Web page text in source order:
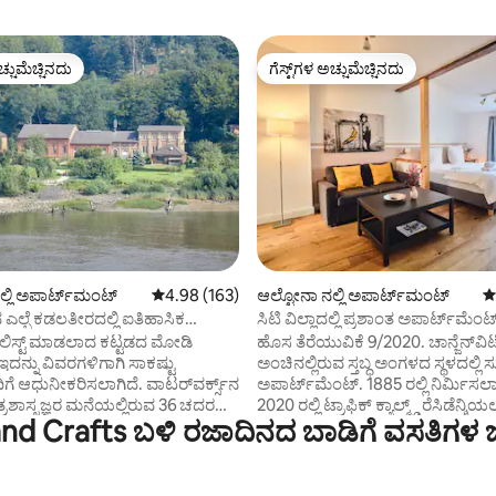
1212 ವಿಮರ್ಶೆಗಳು
ಅಪಾರ್ಟ್‌ಮಂಟ್ 5 ರಲ್ಲಿ 4.98 ಸರಾಸರಿ ರೇಟಿಂಗ್, 163 ವಿಮರ್ಶೆಗಳು
4.98 (163)
ಎಲ್ಬೆ ಕಡಲತೀರದಲ್ಲಿ ಐತಿಹಾಸಿಕ
ಲಿಸ್ಟ್ ಮಾಡಲಾದ ಕಟ್ಟಡದ ಮೋಡಿ
ವಿವರಗಳಿಗಾಗಿ ಸಾಕಷ್ಟು
ಆಧುನೀಕರಿಸಲಾಗಿದೆ. ವಾಟರ್‌ವರ್ಕ್ಸ್‌ನ
ಮನೆಯಲ್ಲಿರುವ 36 ಚದರ
ಸೊಗಸಾದ ಫ್ಲೇರ್ ಮತ್ತು
ನೀಡುತ್ತದೆ. ಸ್ಥಳ: ಎಲ್ಬೆ
ಗೆಸ್ಟ್‌ಗಳ ಅಚ್ಚುಮೆಚ್ಚಿನದು
ಗೆಸ್ಟ್‌ಗಳ ಅಚ್ಚುಮೆಚ್ಚಿನದು
ಆಲ್ಟೋನಾ ನಲ್ಲಿ ಅಪಾರ್ಟ್‌ಮಂಟ್ 5
ಸಿಟಿ ವಿಲ್ಲಾದಲ್ಲಿ ಪ್ರಶಾಂತ
(ಸ್ಟರ್ನ್‌ಚಾನ್ಜ್)
ಹೊಸ ತೆರೆಯುವಿಕೆ 9/2020.
ಅಂಚಿನಲ್ಲಿರುವ ಸ್ತಬ್ಧ ಅಂಗಳದ ಸ್ಥಳದಲ್ಲಿ
ಅಪಾರ್ಟ್‌ಮೆಂಟ್. 1885 ರಲ್ಲಿ
2020 ರಲ್ಲಿ ಟ್ರಾಫಿಕ್ ಕ್ಯಾಲ್ಮ್ಡ್
ನವೀಕರಿಸಿದ ವ್ಯಾಪಾರಿ ವಿಲ್ಲಾದಲ್ಲಿ
ಹೋಟೆಲ್ ತರಹದ ಸೌಲಭ್ಯಗಳು,
Crafts ಬಳಿ ರಜಾದಿನದ ಬಾಡಿಗೆ